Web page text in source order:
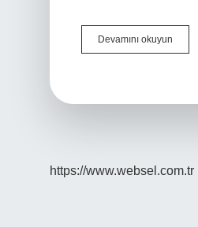
Devamını okuyun
Meyve
https://www.websel.com.tr